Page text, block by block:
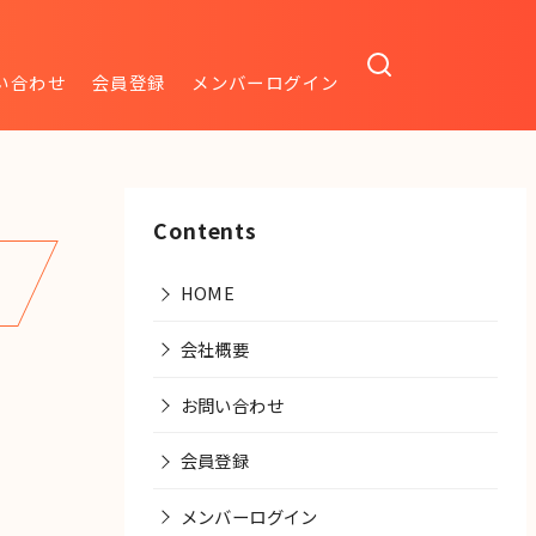
合わせ 会員登録 メンバーログイン
Contents
HOME
会社概要
お問い合わせ
会員登録
メンバーログイン